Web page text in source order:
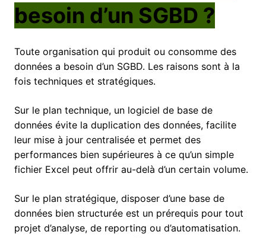
besoin d’un SGBD ?
Toute organisation qui produit ou consomme des
données a besoin d’un SGBD. Les raisons sont à la
fois techniques et stratégiques.
Sur le plan technique, un logiciel de base de
données évite la duplication des données, facilite
leur mise à jour centralisée et permet des
performances bien supérieures à ce qu’un simple
fichier Excel peut offrir au-delà d’un certain volume.
Sur le plan stratégique, disposer d’une base de
données bien structurée est un prérequis pour tout
projet d’analyse, de reporting ou d’automatisation.